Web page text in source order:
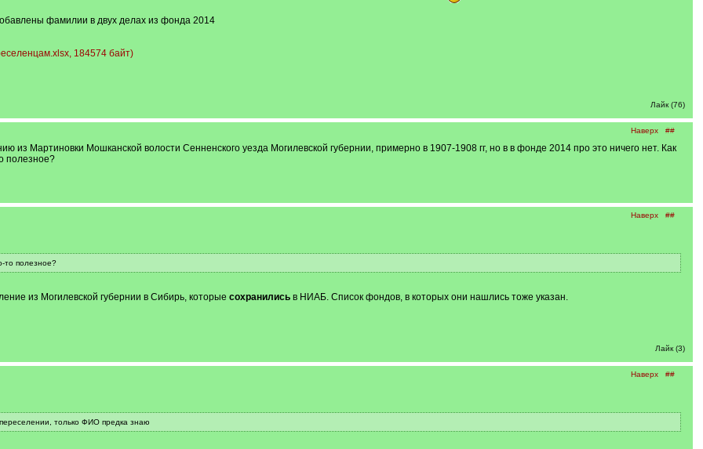
фамилии в двух делах из фонда 2014
184574 байт)
Лайк (76)
Наверх ##
из Мартиновки Мошканской волости Сенненского уезда Могилевской губернии, примерно в 1907-1908 гг, но в в фонде 2014 про это ничего нет. Как
полезное?
Наверх ##
то полезное?
из Могилевской губернии в Сибирь, которые сохранилисьв НИАБ. Список фондов, в которых они нашлись тоже указан.
Лайк (3)
Наверх ##
только ФИО предка знаю